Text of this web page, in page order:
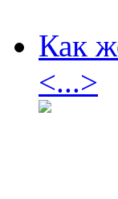
Как
<...>